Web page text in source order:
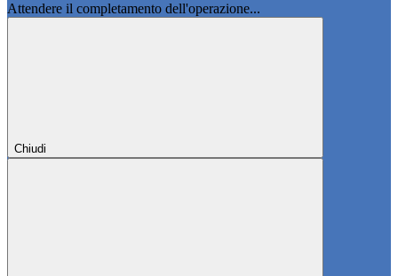
Attendere il completamento dell'operazione...
Chiudi